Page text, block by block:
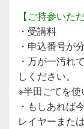
【ご持参いた
・受講料
・申込番号が
・万が一汚れ
しください。
※半田ごてを使
・もしあれば
レイヤーまた